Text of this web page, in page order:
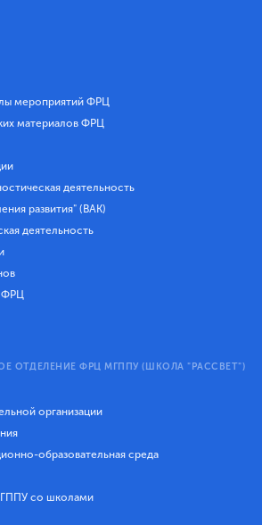
мероприятий ФРЦ
материалов ФРЦ
деятельность
развития" (ВАК)
деятельность
ФРЦ
ОТДЕЛЕНИЕ ФРЦ МГППУ (ШКОЛА "РАССВЕТ")
организации
образовательная среда
со школами